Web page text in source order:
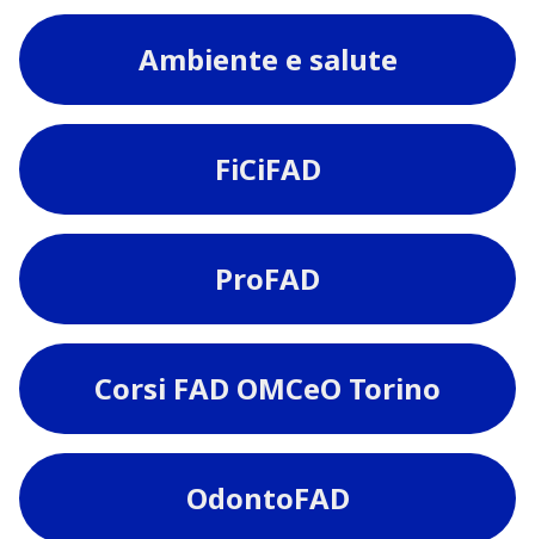
Ambiente e salute
FiCiFAD
ProFAD
Corsi FAD OMCeO Torino
OdontoFAD